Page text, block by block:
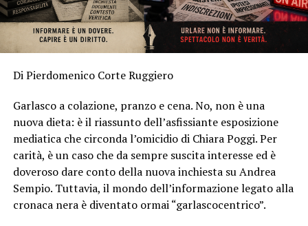
Di Pierdomenico Corte Ruggiero
Garlasco a colazione, pranzo e cena. No, non è una
nuova dieta: è il riassunto dell’asfissiante esposizione
mediatica che circonda l’omicidio di Chiara Poggi. Per
carità, è un caso che da sempre suscita interesse ed è
doveroso dare conto della nuova inchiesta su Andrea
Sempio. Tuttavia, il mondo dell’informazione legato alla
cronaca nera è diventato ormai “garlascocentrico”.